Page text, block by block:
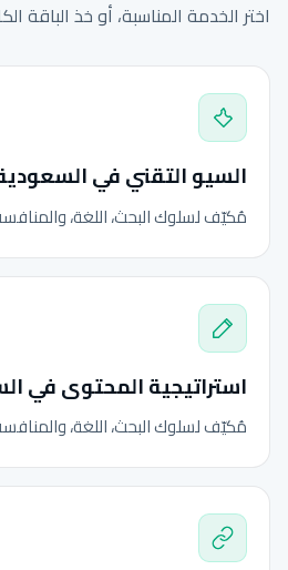
اختر الخدمة المناسبة، أو خذ الباقة
السيو التقني في
مُكيّف لسلوك البحث، اللغة،
استراتيجية المحتوى في
مُكيّف لسلوك البحث، اللغة،